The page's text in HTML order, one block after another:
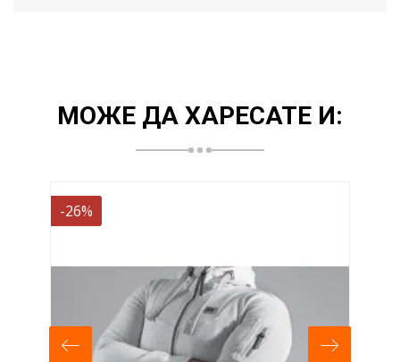
МОЖЕ ДА ХАРЕСАТЕ И:
-26%